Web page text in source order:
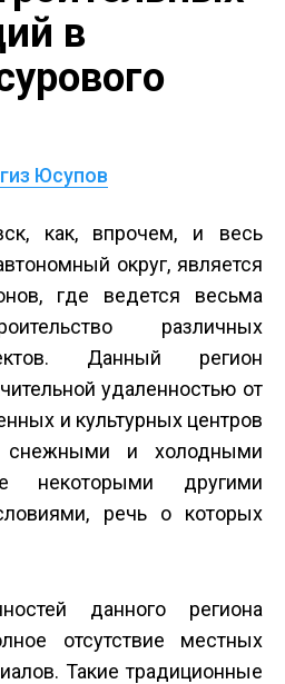
в
Юсупов
как, впрочем, и весь
округ, является
где ведется весьма
различных
Данный регион
удаленностью от
и культурных центров
снежными и холодными
некоторыми другими
речь о которых
данного региона
отсутствие местных
Такие традиционные